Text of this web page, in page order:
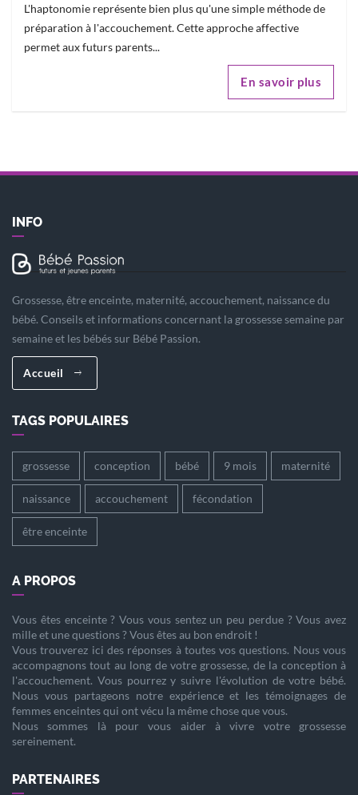
L'haptonomie représente bien plus qu'une simple méthode de
préparation à l'accouchement. Cette approche affective
permet aux futurs parents...
En savoir plus
INFO
Grossesse, être enceinte, maternité, accouchement, naissance du
bébé. Conseils et informations concernant la grossesse semaine par
semaine et les bébés sur Bébé Passion.
Accueil
TAGS POPULAIRES
grossesse conception bébé 9 mois maternité
naissance accouchement fécondation
être enceinte
A PROPOS
Vous êtes enceinte? Vous vous sentez un peu perdue ? Vous avez
mille et une questions ? Vous êtes au bon endroit !
Vous trouverez ici des réponses à toutes vos questions. Nous vous
accompagnons tout au long de votre grossesse, de la conception à
l'accouchement. Vous pourrez y suivre l'évolution de votre bébé.
Nous vous partageons notre expérience et les témoignages de
femmes enceintes qui ont vécu la même chose que vous.
Nous sommes là pour vous aider à vivre votre grossesse
sereinement.
PARTENAIRES